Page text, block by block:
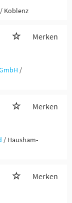
/ Koblenz
Merken
/
Merken
/ Hausham-
Merken